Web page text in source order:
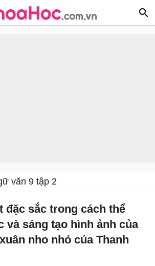
văn 9 tập 2
đặc sắc trong cách thể
và sáng tạo hình ảnh của
nho nhỏ của Thanh